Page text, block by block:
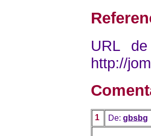
URL
http://
1 De: gbsbg